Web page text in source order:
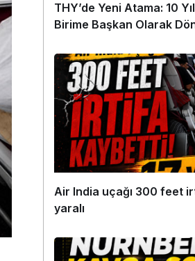
THY’de Yeni Atama: 10
Birime Başkan Olarak
Air India uçağı 300 feet
yaralı